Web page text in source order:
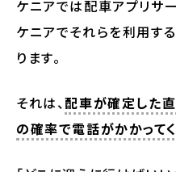
ケニアでは配車アプリサ
ケニアでそれらを利用す
ります。
それは、配車が確定した
の確率で電話がかかって